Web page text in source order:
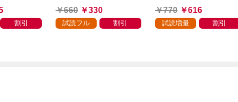
1巻
割引
と勇者パーティーを追
い出された黒魔導士、
660 330
試読フル 割引
叩き折っていたら、い
つの間にかヒロイン達
770 616
試読増量 割引